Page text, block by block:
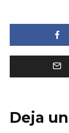
Deja